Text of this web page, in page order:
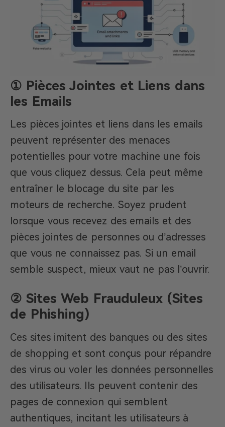
① Pièces Jointes et Liens dans
les Emails
Les pièces jointes et liens dans les emails
peuvent représenter des menaces
potentielles pour votre machine une fois
que vous cliquez dessus. Cela peut même
entraîner le blocage du site par les
moteurs de recherche. Soyez prudent
lorsque vous recevez des emails et des
pièces jointes de personnes ou d’adresses
que vous ne connaissez pas. Si un email
semble suspect, mieux vaut ne pas l’ouvrir.
② Sites Web Frauduleux (Sites
de Phishing)
Ces sites imitent des banques ou des sites
de shopping et sont conçus pour répandre
des virus ou voler les données personnelles
des utilisateurs. Ils peuvent contenir des
pages de connexion qui semblent
authentiques, incitant les utilisateurs à